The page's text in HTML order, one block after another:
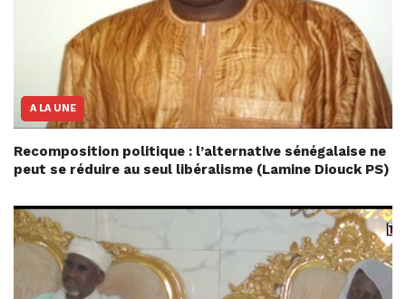
A LA UNE
Recomposition politique : l’alternative sénégalaise ne
peut se réduire au seul libéralisme (Lamine Diouck PS)